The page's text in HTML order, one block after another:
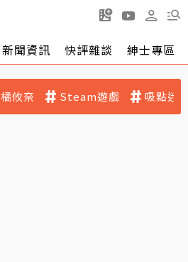
新聞資訊 快評雜談 紳士專區
橘攸奈 Steam遊戲 吸點迷